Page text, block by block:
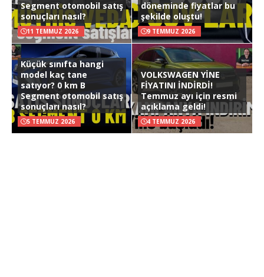
Segment otomobil satış
sonuçları nasıl?
11 TEMMUZ 2026
döneminde fiyatlar bu
şekilde oluştu!
9 TEMMUZ 2026
Küçük sınıfta hangi
model kaç tane
satıyor? 0 km B
Segment otomobil satış
sonuçları nasıl?
5 TEMMUZ 2026
VOLKSWAGEN YİNE
FİYATINI İNDİRDİ!
Temmuz ayı için resmi
açıklama geldi!
4 TEMMUZ 2026